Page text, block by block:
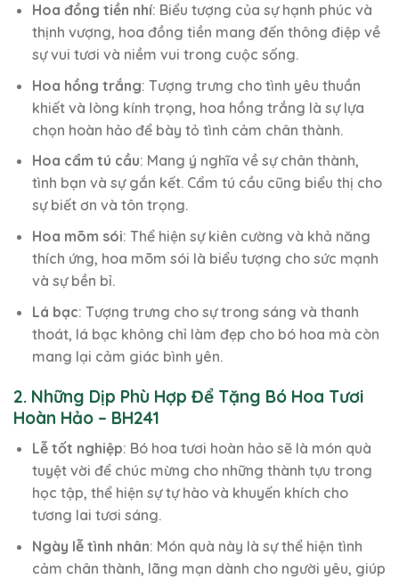
Hoa đồng tiền nhí: Biểu tượng của sự hạnh phúc và
thịnh vượng, hoa đồng tiền mang đến thông điệp về
sự vui tươi và niềm vui trong cuộc sống.
Hoa hồng trắng: Tượng trưng cho tình yêu thuần
khiết và lòng kính trọng, hoa hồng trắng là sự lựa
chọn hoàn hảo để bày tỏ tình cảm chân thành.
Hoa cẩm tú cầu: Mang ý nghĩa về sự chân thành,
tình bạn và sự gắn kết. Cẩm tú cầu cũng biểu thị cho
sự biết ơn và tôn trọng.
Hoa mõm sói: Thể hiện sự kiên cường và khả năng
thích ứng, hoa mõm sói là biểu tượng cho sức mạnh
và sự bền bỉ.
Lá bạc: Tượng trưng cho sự trong sáng và thanh
thoát, lá bạc không chỉ làm đẹp cho bó hoa mà còn
mang lại cảm giác bình yên.
2. Những Dịp Phù Hợp Để Tặng Bó Hoa Tươi
Hoàn Hảo – BH241
Lễ tốt nghiệp: Bó hoa tươi hoàn hảo sẽ là món quà
tuyệt vời để chúc mừng cho những thành tựu trong
học tập, thể hiện sự tự hào và khuyến khích cho
tương lai tươi sáng.
Ngày lễ tình nhân: Món quà này là sự thể hiện tình
cảm chân thành, lãng mạn dành cho người yêu, giúp